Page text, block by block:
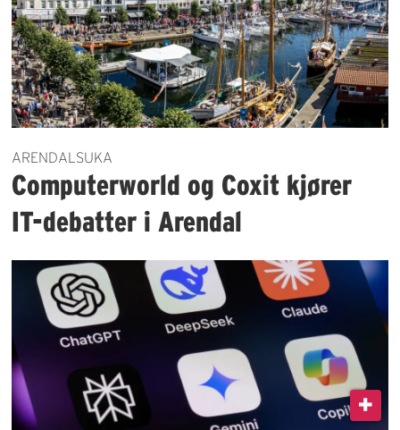
ARENDALSUKA
Computerworld og Coxit kjører
IT-debatter i Arendal